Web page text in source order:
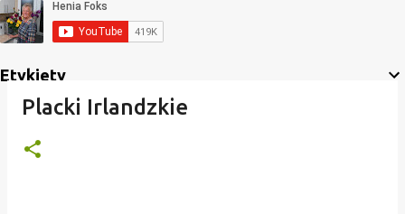
Etykiety
Placki Irlandzkie